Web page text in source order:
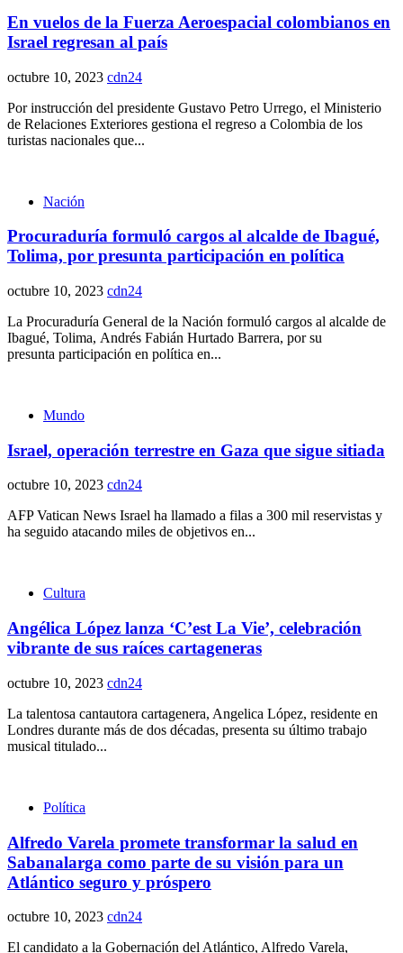
En vuelos de la Fuerza Aeroespacial colombianos en
Israel regresan al país
octubre 10, 2023 cdn24
Por instrucción del presidente Gustavo Petro Urrego, el Ministerio
de Relaciones Exteriores gestiona el regreso a Colombia de los
turistas nacionales que...
Nación
Procuraduría formuló cargos al alcalde de Ibagué,
Tolima, por presunta participación en política
octubre 10, 2023 cdn24
La Procuraduría General de la Nación formuló cargos al alcalde de
Ibagué, Tolima, Andrés Fabián Hurtado Barrera, por su
presunta participación en política en...
Mundo
Israel, operación terrestre en Gaza que sigue sitiada
octubre 10, 2023 cdn24
AFP Vatican News Israel ha llamado a filas a 300 mil reservistas y
ha seguido atacando miles de objetivos en...
Cultura
Angélica López lanza ‘C’est La Vie’, celebración
vibrante de sus raíces cartageneras
octubre 10, 2023 cdn24
La talentosa cantautora cartagenera, Angelica López, residente en
Londres durante más de dos décadas, presenta su último trabajo
musical titulado...
Política
Alfredo Varela promete transformar la salud en
Sabanalarga como parte de su visión para un
Atlántico seguro y próspero
octubre 10, 2023 cdn24
El candidato a la Gobernación del Atlántico, Alfredo Varela,